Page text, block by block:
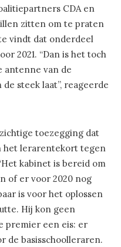
CDA en
zitten om te praten
vindt dat onderdeel
2021. “Dan is het toch
antenne van de
steek laat”, reageerde
toezegging dat
het lerarentekort tegen
kabinet is bereid om
of er voor 2020 nog
is voor het oplossen
Hij kon geen
premier een eis: er
de basisschoolleraren.